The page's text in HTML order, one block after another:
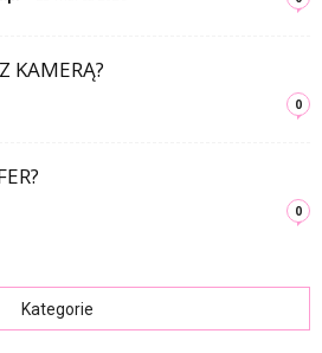
KAMERĄ?
0
0
Kategorie